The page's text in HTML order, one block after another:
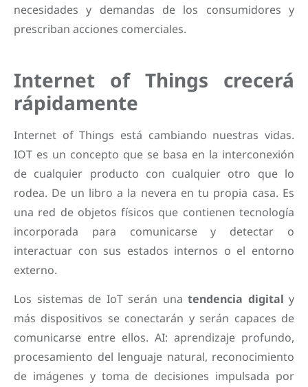
necesidades y demandas de los consumidores y
prescriban acciones comerciales.
Internet of Things crecerá
rápidamente
Internet of Things está cambiando nuestras vidas.
IOT es un concepto que se basa en la interconexión
de cualquier producto con cualquier otro que lo
rodea. De un libro a la nevera en tu propia casa. Es
una red de objetos físicos que contienen tecnología
incorporada para comunicarse y detectar o
interactuar con sus estados internos o el entorno
externo.
Los sistemas de IoT serán una tendencia digital y
más dispositivos se conectarán y serán capaces de
comunicarse entre ellos. AI: aprendizaje profundo,
procesamiento del lenguaje natural, reconocimiento
de imágenes y toma de decisiones impulsada por